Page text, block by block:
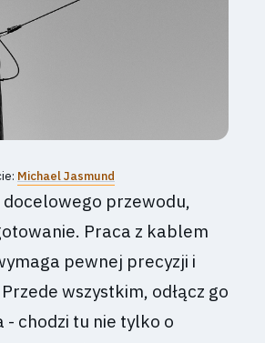
Michael Jasmund
przewodu,
Praca z kablem
pewnej precyzji i
wszystkim, odłącz go
- chodzi tu nie tylko o